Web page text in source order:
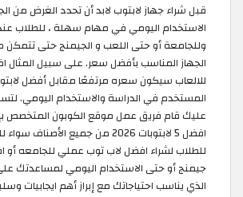
قبل شراء جهاز لابتوب لابد أن تحدد الغرض من
الاستخدام اليومي في مهام سهلة ، للطلاب
وللجامعة أو حتى اللعب و الجيمنج حتى
الجهاز المناسب بأفضل سعر. على سبيل المثال
للالعاب سيكون سعره مرتفعًا مقابل أفضل
المستخدم في الدراسة والاستخدام اليومي.
عليك قام فريق عمل موقع الكوبون المتخصص
افضل 5 لابتوبات 2026 من جميع الأصناف
للطلاب لشراء افضل لاب توب عملي للجامعه أو
جيمنج أو حتى الاستخدام اليومي لمساعدتك على
الذي يناسب احتياجاتك مع إبراز أهم ايجابيات